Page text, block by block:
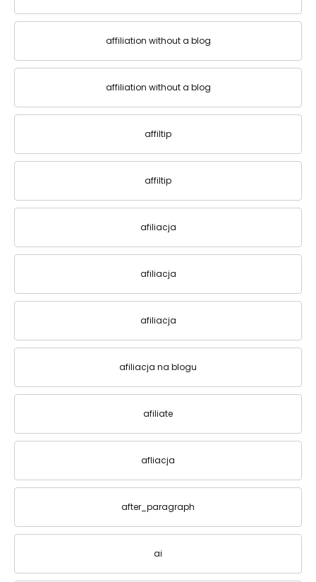
affiliation without a blog
affiliation without a blog
affiltip
affiltip
afiliacja
afiliacja
afiliacja
afiliacja na blogu
afiliate
afliacja
after_paragraph
ai